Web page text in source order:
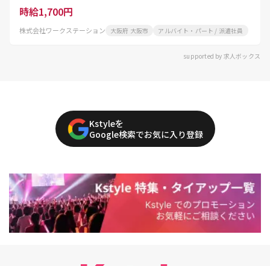
時給1,700円
株式会社ワークステーション 大阪府 大阪市 アルバイト・パート / 派遣社員
supported by 求人ボックス
Kstyleを
Google検索でお気に入り登録